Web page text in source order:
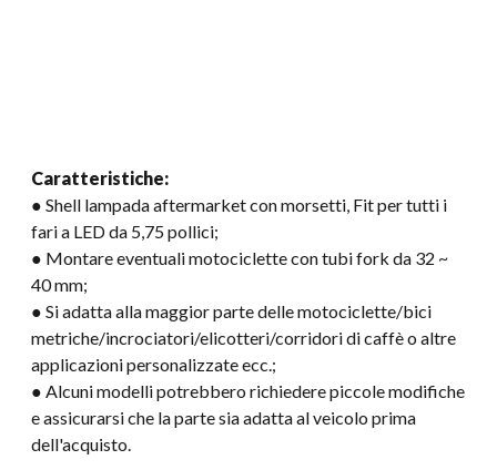
Caratteristiche:
● Shell lampada aftermarket con morsetti, Fit per tutti i
fari a LED da 5,75 pollici;
● Montare eventuali motociclette con tubi fork da 32 ~
40 mm;
● Si adatta alla maggior parte delle motociclette/bici
metriche/incrociatori/elicotteri/corridori di caffè o altre
applicazioni personalizzate ecc.;
● Alcuni modelli potrebbero richiedere piccole modifiche
e assicurarsi che la parte sia adatta al veicolo prima
dell'acquisto.